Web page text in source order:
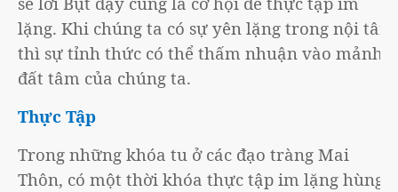
lặng. Khi chúng ta có sự yên lặng trong nội tâm
thì sự tỉnh thức có thể thấm nhuận vào mảnh
đất tâm của chúng ta.
Thực Tập
Trong những khóa tu ở các đạo tràng Mai
Thôn, có một thời khóa thực tập im lặng hùng